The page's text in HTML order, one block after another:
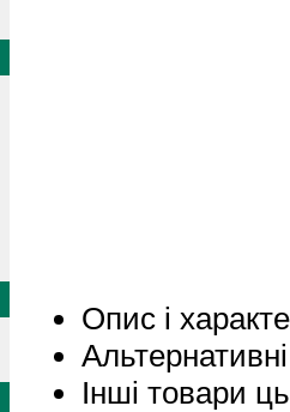
Опис і
Інші товари